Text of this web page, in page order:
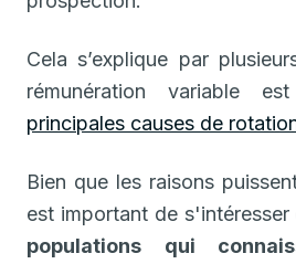
Cela s’explique par
rémunération variable
principales causes de
Bien que les raisons
est important de s'intéresser
populations qui